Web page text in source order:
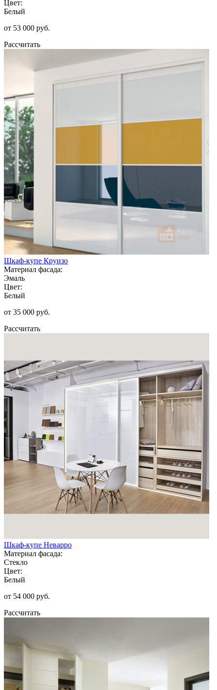
Цвет:
Белый
от 53 000 руб.
Рассчитать
Шкаф-купе Круизо
Материал фасада:
Эмаль
Цвет:
Белый
от 35 000 руб.
Рассчитать
Шкаф-купе Неварро
Материал фасада:
Стекло
Цвет:
Белый
от 54 000 руб.
Рассчитать